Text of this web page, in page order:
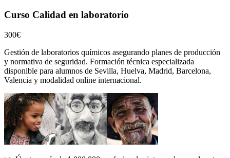
Curso Calidad en laboratorio
300€
Gestión de laboratorios químicos asegurando planes de producción
y normativa de seguridad. Formación técnica especializada
disponible para alumnos de Sevilla, Huelva, Madrid, Barcelona,
Valencia y modalidad online internacional.